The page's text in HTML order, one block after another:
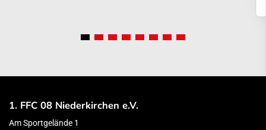
1. FFC 08 Niederkirchen e.V.
Am Sportgelände 1